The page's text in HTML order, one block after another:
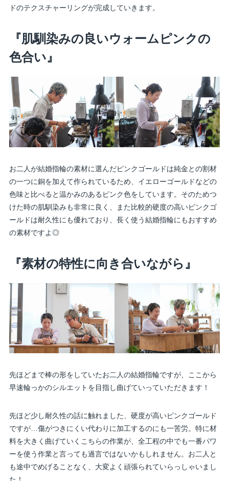
ドのテクスチャーリングが完成していきます。
『肌馴染みの良いウォームピンクの
色合い』
お二人が結婚指輪の素材に選んだピンクゴールドは純金との割材
の一つに銅を加えて作られているため、イエローゴールドなどの
色味と比べると温かみのあるピンク色をしています。そのためつ
けた時の肌馴染みも非常に良く、また比較的硬度の高いピンクゴ
ールドは耐久性にも優れており、長く使う結婚指輪にもおすすめ
の素材ですよ◎
『素材の特性に向き合いながら』
先ほどまで棒の形をしていたお二人の結婚指輪ですが、ここから
早速輪っかのシルエットを目指し曲げていっていただきます！
先ほど少し耐久性の話に触れました、硬度が高いピンクゴールド
ですが…傷がつきにくい代わりに加工するのにも一苦労。特に材
料を大きく曲げていくこちらの作業が、全工程の中でも一番パワ
ーを使う作業と言っても過言ではないかもしれません。お二人と
も途中でめげることなく、大変よく頑張られていらっしゃいまし